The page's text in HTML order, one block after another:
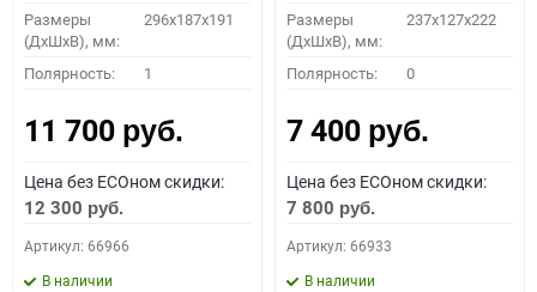
Размеры
(ДхШхВ), мм:
296х187х191
Полярность: 1
11 700 руб.
Цена без ECOном скидки:
12 300 руб.
Артикул: 66966
В наличии
Размеры
(ДхШхВ), мм:
237x127x222
Полярность: 0
7 400 руб.
Цена без ECOном скидки:
7 800 руб.
Артикул: 66933
В наличии